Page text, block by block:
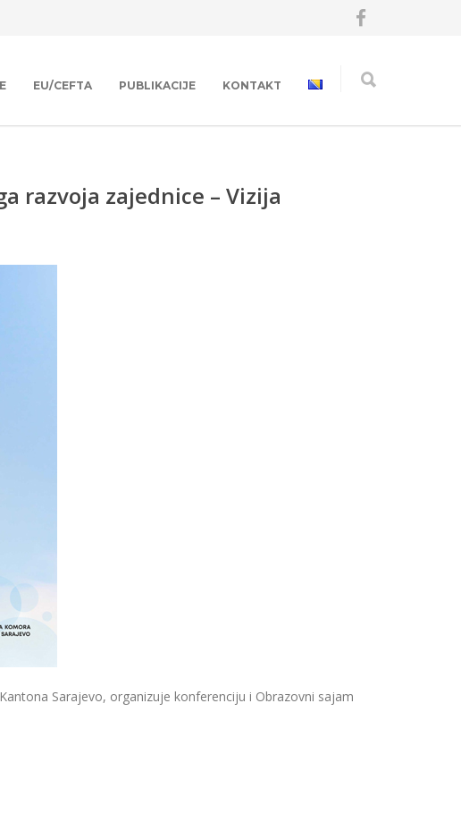
EU/CEFTA PUBLIKACIJE KONTAKT
razvoja zajednice – Vizija
Sarajevo, organizuje konferenciju i Obrazovni sajam